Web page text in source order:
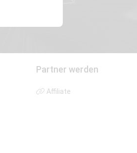
Partner werden
Affiliate